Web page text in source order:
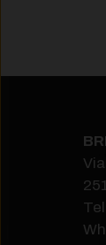
Tel.